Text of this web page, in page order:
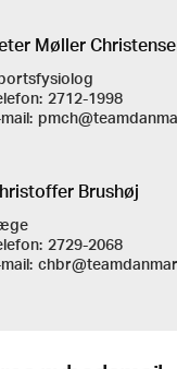
Møller
2712-1998
Brushøj
2729-2068